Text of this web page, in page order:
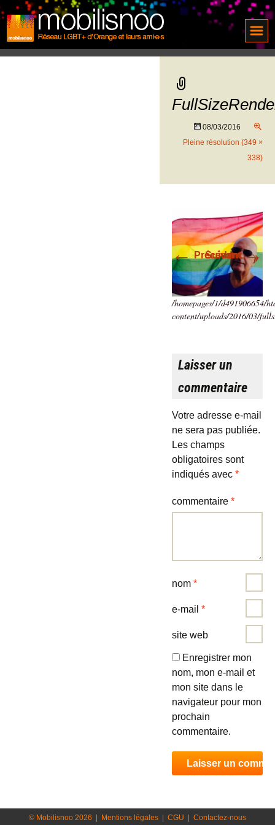
08/03/2016
Pleine résolution (349 ×
338)
←Précédent
Suivant→
/homepages/1/d491906654/
content/uploads/2016/03/
Laisser un
commentaire
Votre adresse e-mail
ne sera pas publiée.
Les champs
obligatoires sont
indiqués avec *
commentaire *
nom *
e-mail *
site web
Enregistrer mon
nom, mon e-mail et
mon site dans le
navigateur pour mon
prochain
commentaire.
© Mobilisnoo 2026 Mentions légales CGU Contactez-nous